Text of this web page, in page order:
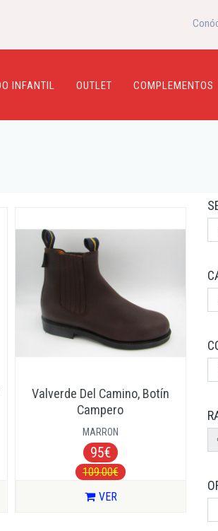
INFANTIL OUTLET COMPLEMENTOS
Valverde Del Camino, Botín
Campero
MARRON
95€
109.00€
VER